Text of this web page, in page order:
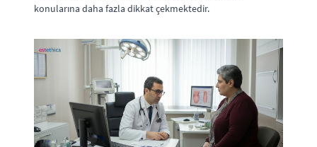
konularına daha fazla dikkat çekmektedir.